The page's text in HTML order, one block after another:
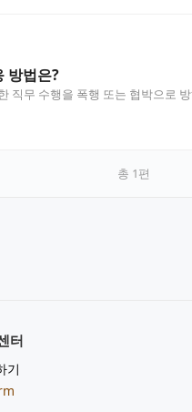
방법은?
직무 수행을 폭행 또는 협박으로
총 1편
터
기